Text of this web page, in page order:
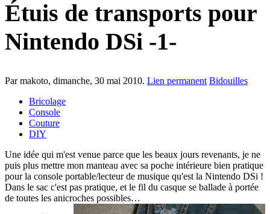
Étuis de transports pour
Nintendo DSi -1-
Par makoto, dimanche, 30 mai 2010. Lien permanent Bidouilles
Bricolage
Console
Couture
DIY
Une idée qui m'est venue parce que les beaux jours revenants, je ne
puis plus mettre mon manteau avec sa poche intérieure bien pratique
pour la console portable/lecteur de musique qu'est la Nintendo DSi !
Dans le sac c'est pas pratique, et le fil du casque se ballade à portée
de toutes les anicroches possibles…